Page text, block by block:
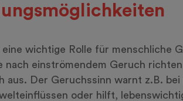
wichtige Rolle für menschliche
nach einströmendem Geruch
aus. Der Geruchssinn warnt z.B. bei
oder hilft,